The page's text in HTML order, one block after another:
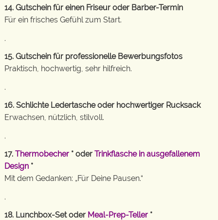
14. Gutschein für einen Friseur oder Barber-Termin
Für ein frisches Gefühl zum Start.
.
15. Gutschein für professionelle Bewerbungsfotos
Praktisch, hochwertig, sehr hilfreich.
.
16. Schlichte Ledertasche oder hochwertiger Rucksack
Erwachsen, nützlich, stilvoll.
.
17. Thermobecher * oder Trinkflasche in ausgefallenem
Design *
Mit dem Gedanken: „Für Deine Pausen.“
.
18. Lunchbox-Set oder Meal-Prep-Teller *